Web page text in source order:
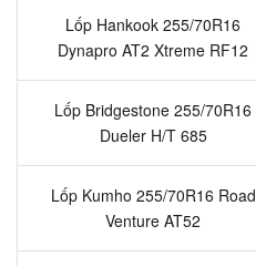
Lốp Hankook 255/70R16
Dynapro AT2 Xtreme RF12
Lốp Bridgestone 255/70R16
Dueler H/T 685
Lốp Kumho 255/70R16 Road
Venture AT52